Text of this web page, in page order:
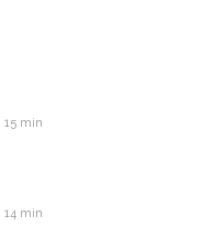
15 min
14 min